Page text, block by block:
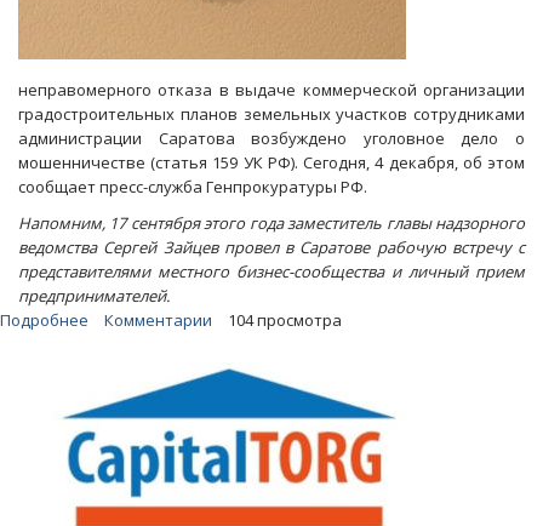
неправомерного отказа в выдаче коммерческой организации
градостроительных планов земельных участков сотрудниками
администрации Саратова возбуждено уголовное дело о
мошенничестве (статья 159 УК РФ). Сегодня, 4 декабря, об этом
сообщает пресс-служба Генпрокуратуры РФ.
Напомним, 17 сентября этого года заместитель главы надзорного
ведомства Сергей Зайцев провел в Саратове рабочую встречу с
представителями местного бизнес-сообщества и личный прием
предпринимателей.
Подробнее
мэрии
выдавать
градпланы
обернулся
делом
о
Комментарии 104 просмотра